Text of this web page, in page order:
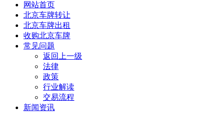
网站首页
北京车牌转让
北京车牌出租
收购北京车牌
常见问题
返回上一级
法律
政策
行业解读
交易流程
新闻资讯